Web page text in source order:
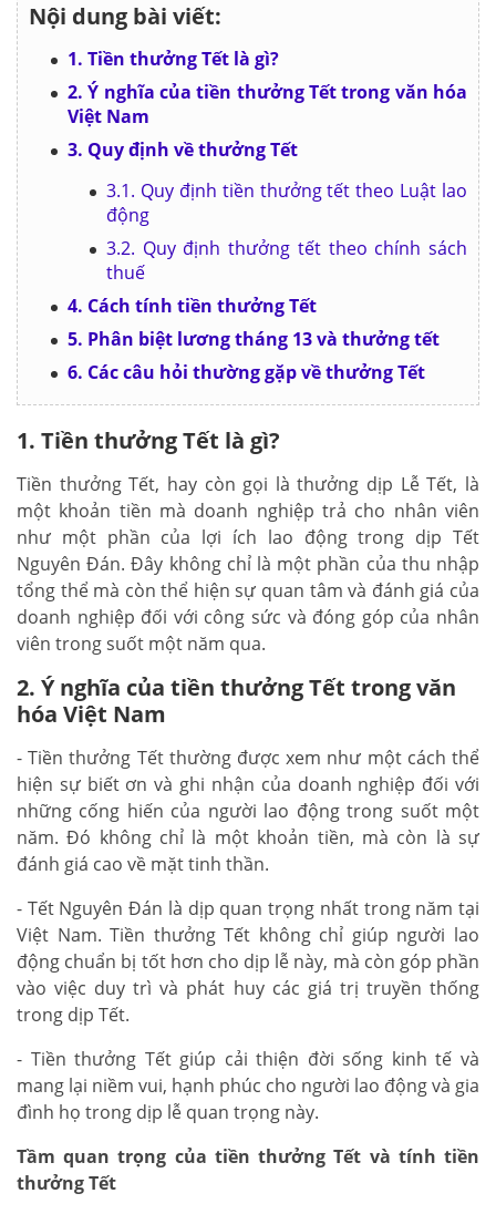
Nội dung bài viết:
1. Tiền thưởng Tết là gì?
2. Ý nghĩa của tiền thưởng Tết trong văn hóa
Việt Nam
3. Quy định về thưởng Tết
3.1. Quy định tiền thưởng tết theo Luật lao
động
3.2. Quy định thưởng tết theo chính sách
thuế
4. Cách tính tiền thưởng Tết
5. Phân biệt lương tháng 13 và thưởng tết
6. Các câu hỏi thường gặp về thưởng Tết
1. Tiền thưởng Tết là gì?
Tiền thưởng Tết, hay còn gọi là thưởng dịp Lễ Tết, là
một khoản tiền mà doanh nghiệp trả cho nhân viên
như một phần của lợi ích lao động trong dịp Tết
Nguyên Đán. Đây không chỉ là một phần của thu nhập
tổng thể mà còn thể hiện sự quan tâm và đánh giá của
doanh nghiệp đối với công sức và đóng góp của nhân
viên trong suốt một năm qua.
2. Ý nghĩa của tiền thưởng Tết trong văn
hóa Việt Nam
- Tiền thưởng Tết thường được xem như một cách thể
hiện sự biết ơn và ghi nhận của doanh nghiệp đối với
những cống hiến của người lao động trong suốt một
năm. Đó không chỉ là một khoản tiền, mà còn là sự
đánh giá cao về mặt tinh thần.
- Tết Nguyên Đán là dịp quan trọng nhất trong năm tại
Việt Nam. Tiền thưởng Tết không chỉ giúp người lao
động chuẩn bị tốt hơn cho dịp lễ này, mà còn góp phần
vào việc duy trì và phát huy các giá trị truyền thống
trong dịp Tết.
- Tiền thưởng Tết giúp cải thiện đời sống kinh tế và
mang lại niềm vui, hạnh phúc cho người lao động và gia
đình họ trong dịp lễ quan trọng này.
Tầm quan trọng của tiền thưởng Tết và tính tiền
thưởng Tết